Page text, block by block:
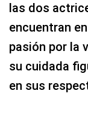
las dos
encuentran
pasión por la
su cuidada
en sus